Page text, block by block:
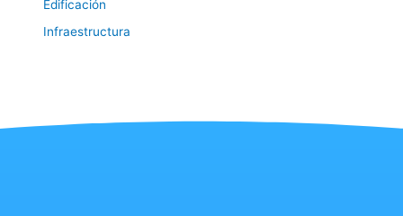
Edificación
Infraestructura